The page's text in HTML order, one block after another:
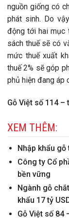
nguồn giống có
phát sinh. Do
động tới hai mục
sách thuế sẽ có
mức thuế xuất
thuế 2% sẽ góp
phủ hiện đang áp
Gỗ Việt số 114 –
XEM THÊM:
Nhập khẩu gỗ
Công ty Cổ
bền vững
Ngành gỗ
khẩu 17 tỷ
Gỗ Việt số 84